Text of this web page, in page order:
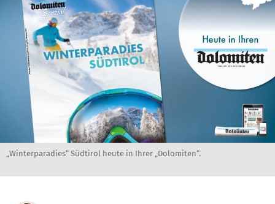
„Winterparadies“ Südtirol heute in Ihrer „Dolomiten“.